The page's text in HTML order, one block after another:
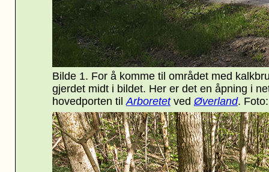
Bilde 1. For å komme til området med
gjerdet midt i bildet. Her er det en åpning i
hovedporten tilArboretetved Øverland.